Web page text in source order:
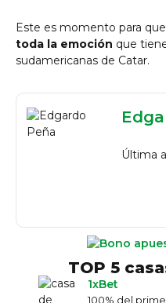
Este es momento para
toda la emoción que
sudamericanas de Catar.
Última
TOP 5
1xBet
100% del